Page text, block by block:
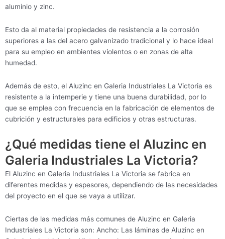
aluminio y zinc.
Esto da al material propiedades de resistencia a la corrosión
superiores a las del acero galvanizado tradicional y lo hace ideal
para su empleo en ambientes violentos o en zonas de alta
humedad.
Además de esto, el Aluzinc en Galeria Industriales La Victoria es
resistente a la intemperie y tiene una buena durabilidad, por lo
que se emplea con frecuencia en la fabricación de elementos de
cubrición y estructurales para edificios y otras estructuras.
¿Qué medidas tiene el Aluzinc en
Galeria Industriales La Victoria?
El Aluzinc en Galeria Industriales La Victoria se fabrica en
diferentes medidas y espesores, dependiendo de las necesidades
del proyecto en el que se vaya a utilizar.
Ciertas de las medidas más comunes de Aluzinc en Galeria
Industriales La Victoria son: Ancho: Las láminas de Aluzinc en